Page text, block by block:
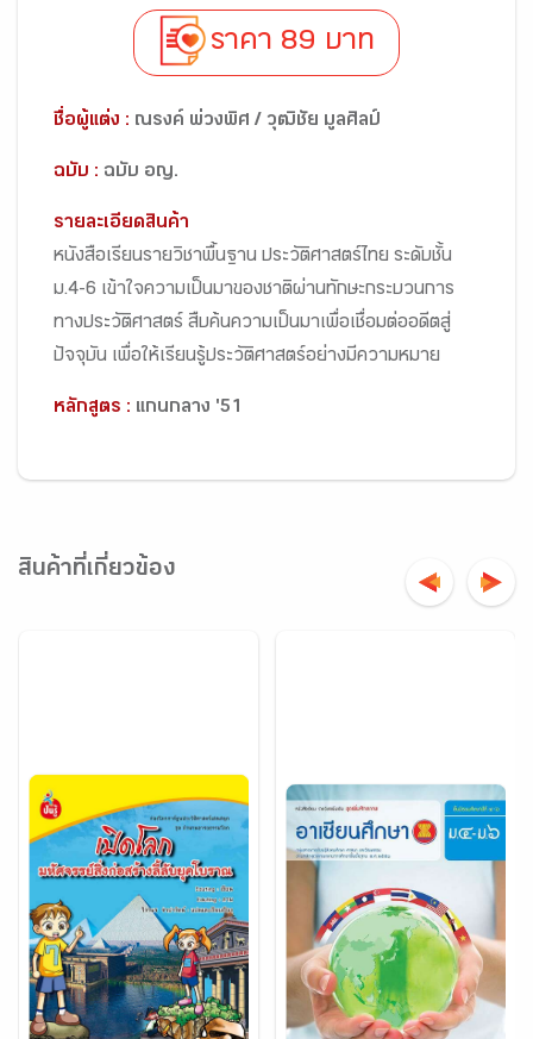
ราคา 89 บาท
ชื่อผู้แต่ง : ณรงค์ พ่วงพิศ / วุฒิชัย มูลศิลป์
ฉบับ : ฉบับ อญ.
รายละเอียดสินค้า
หนังสือเรียนรายวิชาพื้นฐาน ประวัติศาสตร์ไทย ระดับชั้น
ม.4-6 เข้าใจความเป็นมาของชาติผ่านทักษะกระบวนการ
ทางประวัติศาสตร์ สืบค้นความเป็นมาเพื่อเชื่อมต่ออดีตสู่
ปัจจุบัน เพื่อให้เรียนรู้ประวัติศาสตร์อย่างมีความหมาย
หลักสูตร : แกนกลาง '51
สินค้าที่เกี่ยวข้อง